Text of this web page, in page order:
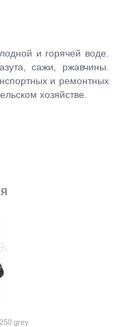
и горячей воде.
сажи, ржавчины.
и ремонтных
хозяйстве.
grey